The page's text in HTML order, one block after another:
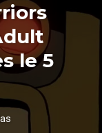
le 5